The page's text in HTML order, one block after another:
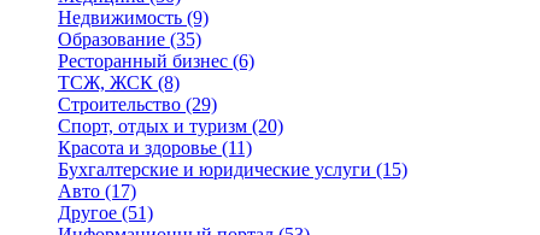
Недвижимость (9)
Образование (35)
Ресторанный бизнес (6)
ТСЖ, ЖСК (8)
Строительство (29)
Спорт, отдых и туризм (20)
Красота и здоровье (11)
Бухгалтерские и юридические услуги (15)
Авто (17)
Другое (51)